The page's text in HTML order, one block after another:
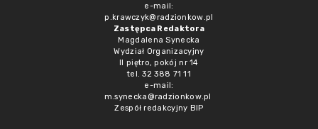
e-mail:
p.krawczyk@radzionkow.pl
Zastępca Redaktora
Magdalena Synecka
Wydział Organizacyjny
II piętro, pokój nr 14
tel. 32 388 71 11
e-mail:
m.synecka@radzionkow.pl
Zespół redakcyjny BIP